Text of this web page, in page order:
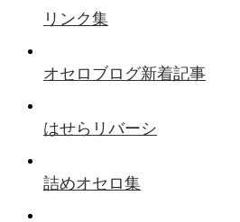
リンク集
オセロブログ新着記事
はせらリバーシ
詰めオセロ集